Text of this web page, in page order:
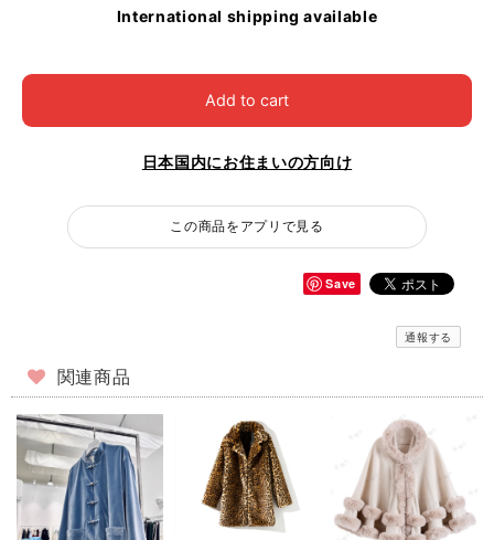
International shipping available
Add to cart
日本国内にお住まいの方向け
この商品をアプリで見る
Save
通報する
関連商品